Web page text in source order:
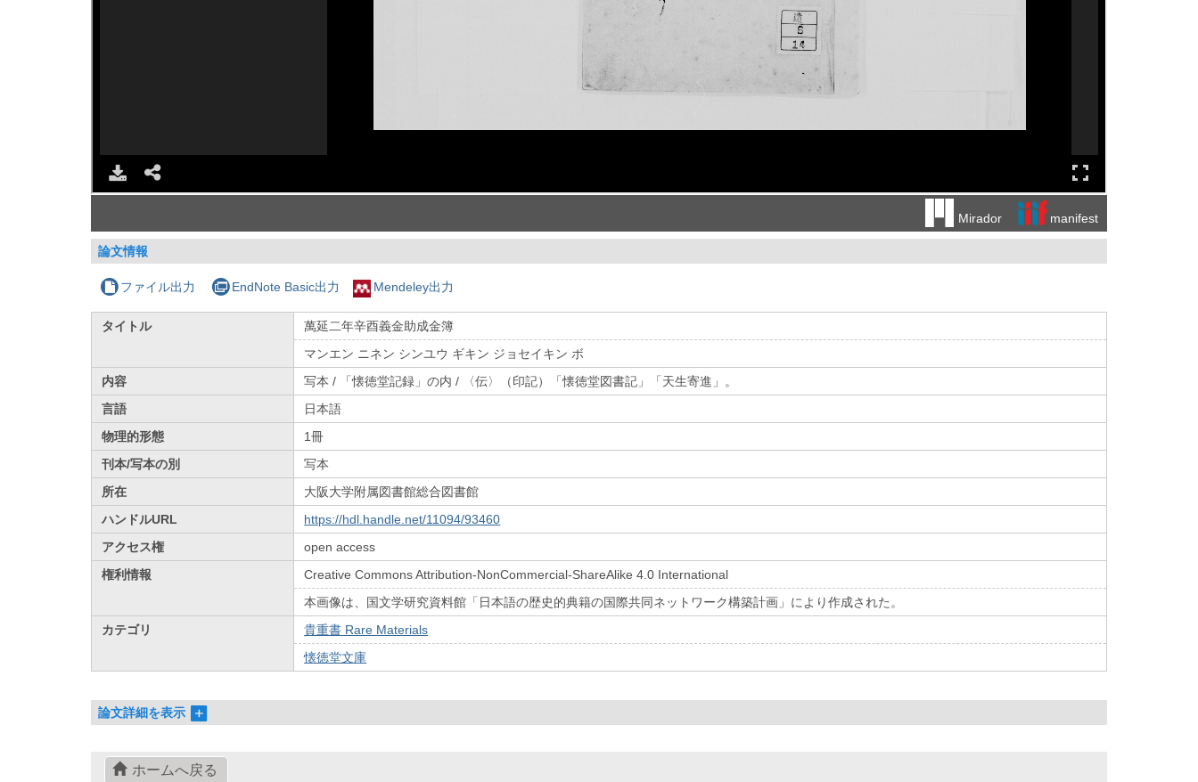
Mirador manifest
論文情報
ファイル出力 EndNote Basic出力 Mendeley出力
タイトル
萬延二年辛酉義金助成金簿
マンエン ニネン シンユウ ギキン ジョセイキン ボ
内容
写本 / 「懐徳堂記録」の内 / 〈伝〉（印記）「懐徳堂図書記」「天生寄進」。
言語
日本語
物理的形態
1冊
刊本/写本の別
写本
所在
大阪大学附属図書館総合図書館
ハンドルURL
https://hdl.handle.net/11094/93460
アクセス権
open access
権利情報
Creative Commons Attribution-NonCommercial-ShareAlike 4.0 International
本画像は、国文学研究資料館「日本語の歴史的典籍の国際共同ネットワーク構築計画」により作成された。
カテゴリ
貴重書 Rare Materials
懐徳堂文庫
論文詳細を表示
ホームへ戻る